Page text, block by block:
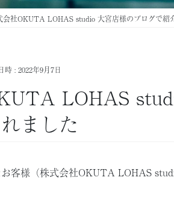
会社OKUTA LOHAS studio 大宮店様のブログで紹
時 : 2022年9月7日
LOHAS
ました
客様（株式会社OKUTA LOHAS